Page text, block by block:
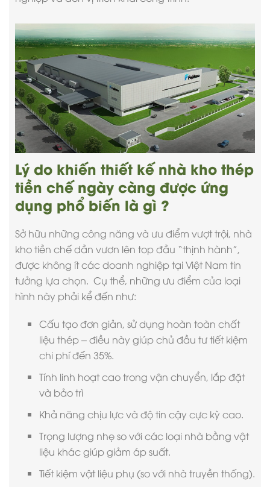
Lý do khiến thiết kế nhà kho thép
tiền chế ngày càng được ứng
dụng phổ biến là gì ?
Sở hữu những công năng và ưu điểm vượt trội, nhà
kho tiền chếdần vươn lên top đầu “thịnh hành”,
được không ít các doanh nghiệp tại Việt Nam tin
tưởng lựa chọn. Cụ thể, những ưu điểm của loại
hình này phải kể đến như:
Cấu tạo đơn giản, sử dụng hoàn toàn chất
liệu thép – điều này giúp chủ đầu tư tiết kiệm
chi phí đến 35%.
Tính linh hoạt cao trong vận chuyển, lắp đặt
và bảo trì
Khả năng chịu lực và độ tin cậy cực kỳ cao.
Trọng lượng nhẹ so với các loại nhà bằng vật
liệu khác giúp giảm áp suất.
Tiết kiệm vật liệu phụ (so với nhà truyền thống).